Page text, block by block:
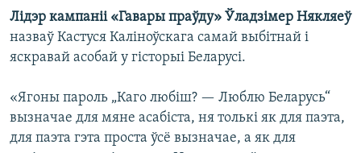
Лідэр кампаніі «Гавары праўду» Ўладзімер Някляеў
назваў Кастуся Каліноўскага самай выбітнай і
яскравай асобай у гісторыі Беларусі.
«Ягоны пароль „Каго любіш? — Люблю Беларусь“
вызначае для мяне асабіста, ня толькі як для паэта,
для паэта гэта проста ўсё вызначае, а як для